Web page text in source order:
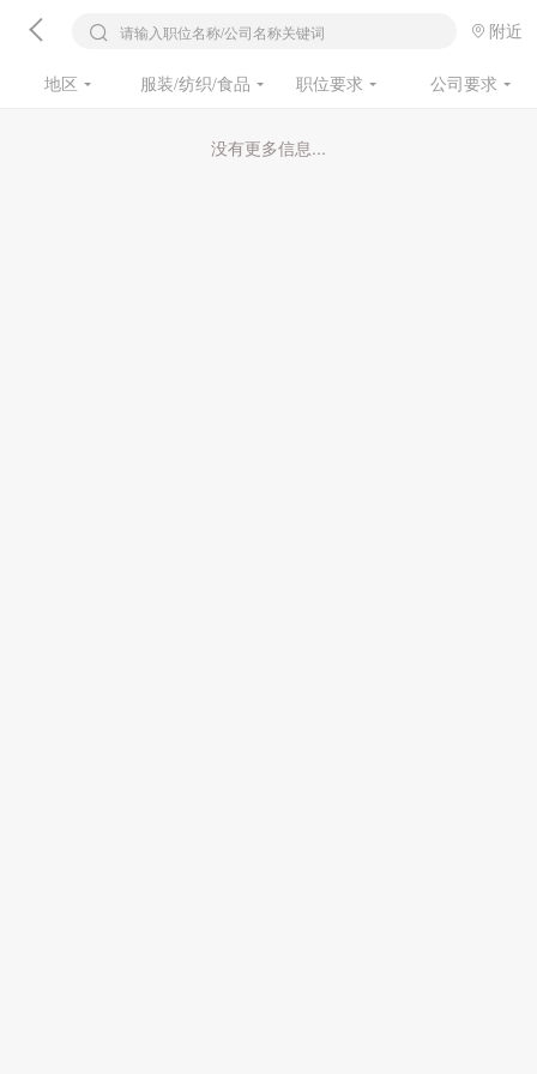
请输入职位名称/公司名称关键词 附近
地区 服装/纺织/食品 职位要求 公司要求
没有更多信息...